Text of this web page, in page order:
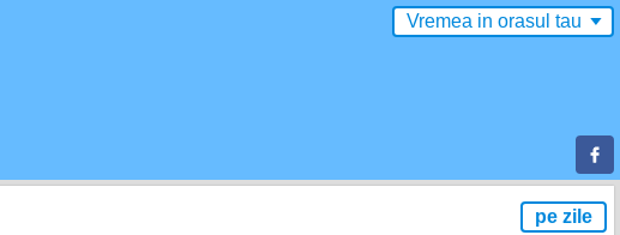
Vremea in orasul tau ▼
pe zile